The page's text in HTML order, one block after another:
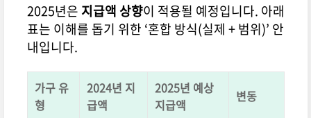
2025년은 지급액 상향이 적용될 예정입니다. 아래
표는 이해를 돕기 위한 ‘혼합 방식(실제 + 범위)’ 안
내입니다.
가구 유
형
2024년 지
급액
2025년 예상
지급액
변동